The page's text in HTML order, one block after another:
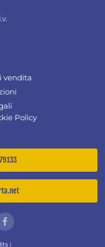
vendita
Policy
|